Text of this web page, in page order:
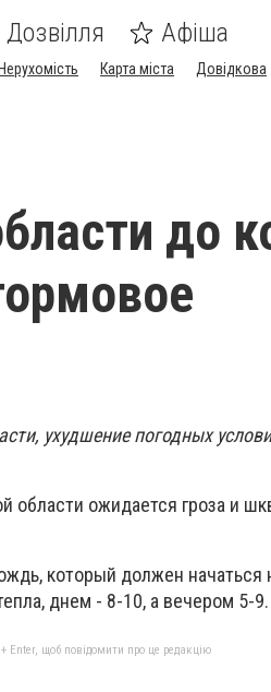
Дозвілля Афіша
Нерухомість Карта міста Довідкова
до
ухудшение погодных
области ожидается гроза и
который должен начаться
днем - 8-10, а вечером 5-9.
Enter, щоб повідомити про це редакцію